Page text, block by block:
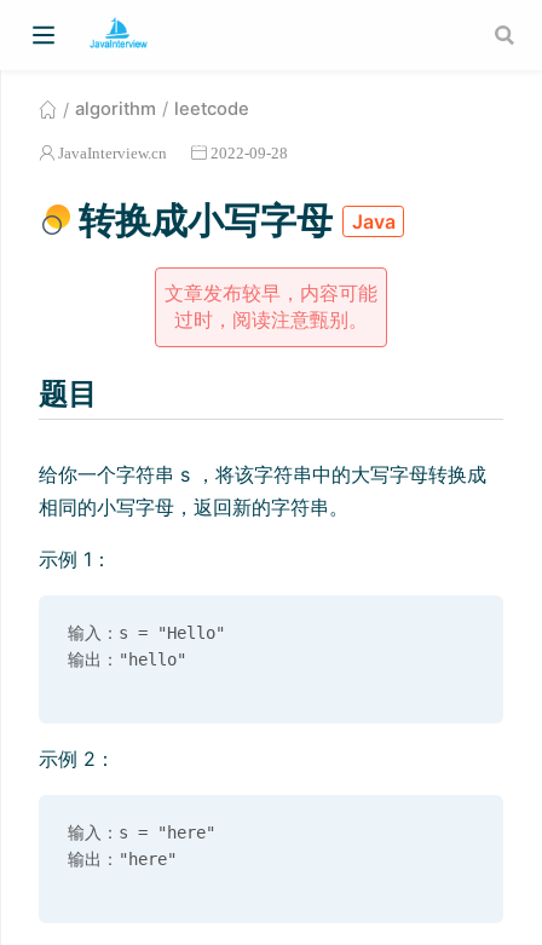
algorithm leetcode
JavaInterview.cn 2022-09-28
转换成小写字母 Java
文章发布较早，内容可能
过时，阅读注意甄别。
题目
给你一个字符串 s ，将该字符串中的大写字母转换成
相同的小写字母，返回新的字符串。
示例 1：
输入：s = "Hello"
示例 2：
输入：s = "here"